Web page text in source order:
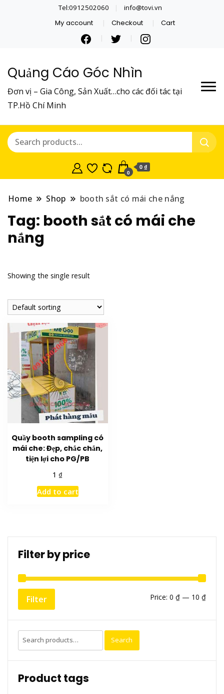
Tel:0912502060 info@tovi.vn
My account Checkout Cart
Quảng Cáo Góc Nhìn
Đơn vị – Gia Công, Sản Xuất…cho các đối tác tại
TP.Hồ Chí Minh
0
0 ₫
Home Shop booth sắt có mái che nắng
Tag: booth sắt có mái che
nắng
Showing the single result
Quầy booth sampling có
mái che: Đẹp, chắc chắn,
tiện lợi cho PG/PB
1 ₫
Add to cart
Filter by price
Min
Max
Filter Price: 0 ₫ — 10 ₫
Search
for:
Search
Product tags